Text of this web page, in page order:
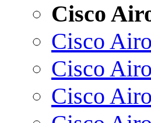
Cisco
Cisco
Cisco
Cisco